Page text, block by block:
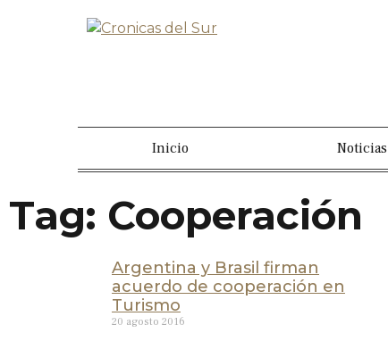
Inicio Noticias
Tag: Cooperación
Argentina y Brasil firman
acuerdo de cooperación en
Turismo
20 agosto 2016